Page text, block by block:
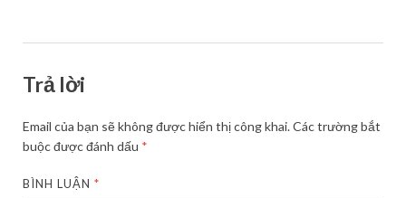
Trả lời
Email của bạn sẽ không được hiển thị công khai.Các trường bắt
buộc được đánh dấu *
BÌNH LUẬN*